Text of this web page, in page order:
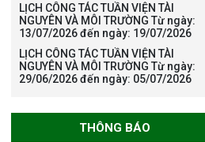
LỊCH CÔNG TÁC TUẦN VIỆN TÀI
NGUYÊN VÀ MÔI TRƯỜNG Từ ngày:
13/07/2026 đến ngày: 19/07/2026
LỊCH CÔNG TÁC TUẦN VIỆN TÀI
NGUYÊN VÀ MÔI TRƯỜNG Từ ngày:
29/06/2026 đến ngày: 05/07/2026
THÔNG BÁO
Thông báo danh
sách thí sinh đủ
điều kiện dự tuyển
Chương trình đào
tạo tiến sĩ chuyên
và phát triển bền
vững đợt 1 năm